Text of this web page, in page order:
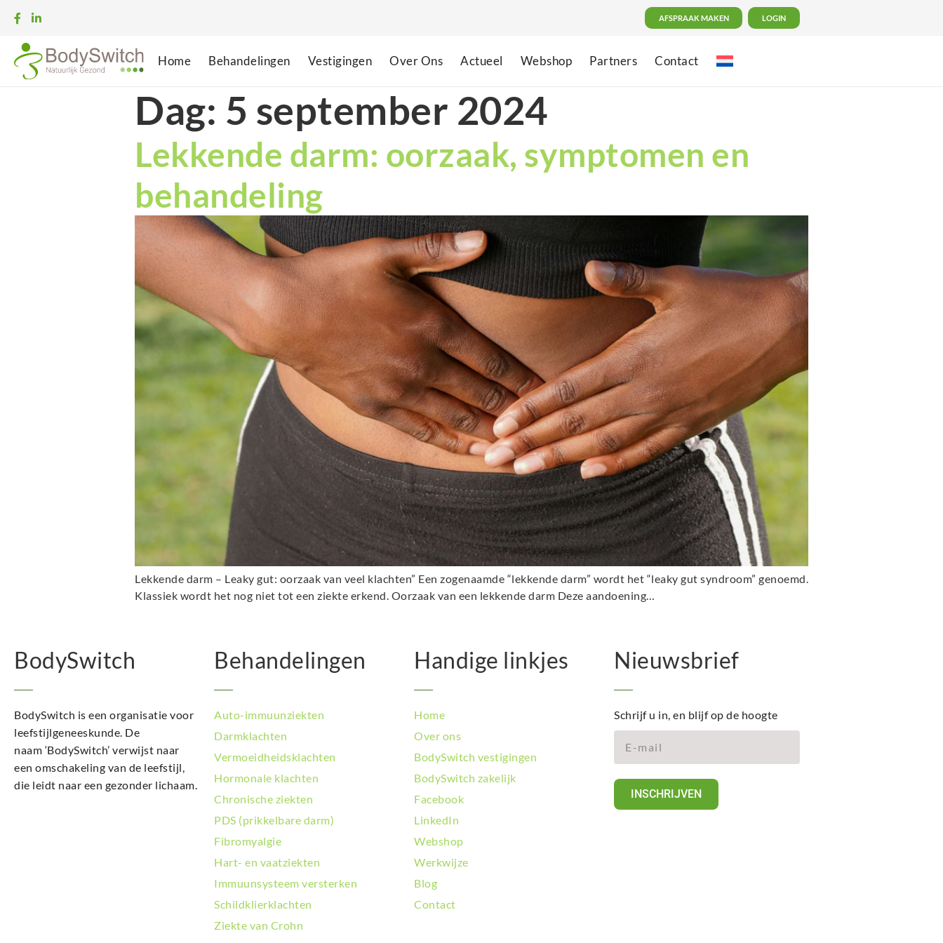
AFSPRAAK MAKEN LOGIN
Home Behandelingen Vestigingen Over Ons Actueel Webshop Partners Contact
Dag: 5 september 2024
Lekkende darm: oorzaak, symptomen en
behandeling
Lekkende darm – Leaky gut: oorzaak van veel klachten” Een zogenaamde “lekkende darm” wordt het “leaky gut syndroom” genoemd.
Klassiek wordt het nog niet tot een ziekte erkend. Oorzaak van een lekkende darm Deze aandoening…
BodySwitch
BodySwitch is een organisatie voor
leefstijlgeneeskunde. De
naam ‘BodySwitch’ verwijst naar
een omschakeling van de leefstijl,
die leidt naar een gezonder lichaam.
Behandelingen
Auto-immuunziekten
Darmklachten
Vermoeidheidsklachten
Hormonale klachten
Chronische ziekten
PDS (prikkelbare darm)
Fibromyalgie
Hart- en vaatziekten
Immuunsysteem versterken
Schildklierklachten
Ziekte van Crohn
Handige linkjes
Home
Over ons
BodySwitch vestigingen
BodySwitch zakelijk
Facebook
LinkedIn
Webshop
Werkwijze
Blog
Contact
Nieuwsbrief
Schrijf u in, en blijf op de hoogte
INSCHRIJVEN